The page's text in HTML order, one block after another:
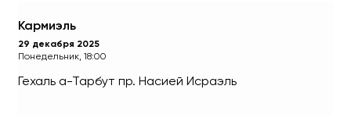
Кармиэль
29 декабря 2025
Понедельник, 18:00
Гехаль а-Тарбут пр. Насией Исраэль